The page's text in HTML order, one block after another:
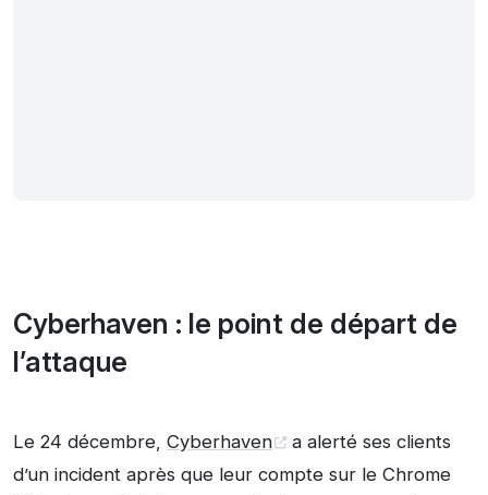
Cyberhaven : le point de départ de
l’attaque
Le 24 décembre, Cyberhaven
a alerté ses clients
d’un incident après que leur compte sur le Chrome